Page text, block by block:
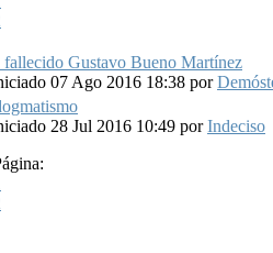
Gustavo Bueno Martínez
07 Ago 2016 18:38 por
28 Jul 2016 10:49 porIndeciso